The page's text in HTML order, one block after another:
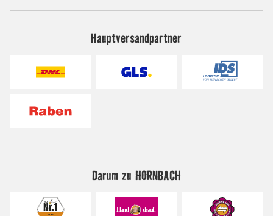
Hauptversandpartner
Darum zu HORNBACH